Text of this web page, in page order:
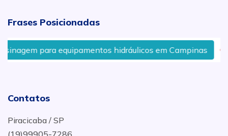
Frases Posicionadas
hidráulicos em Campinas Preço de
Contatos
Piracicaba / SP
(19)99905-7286